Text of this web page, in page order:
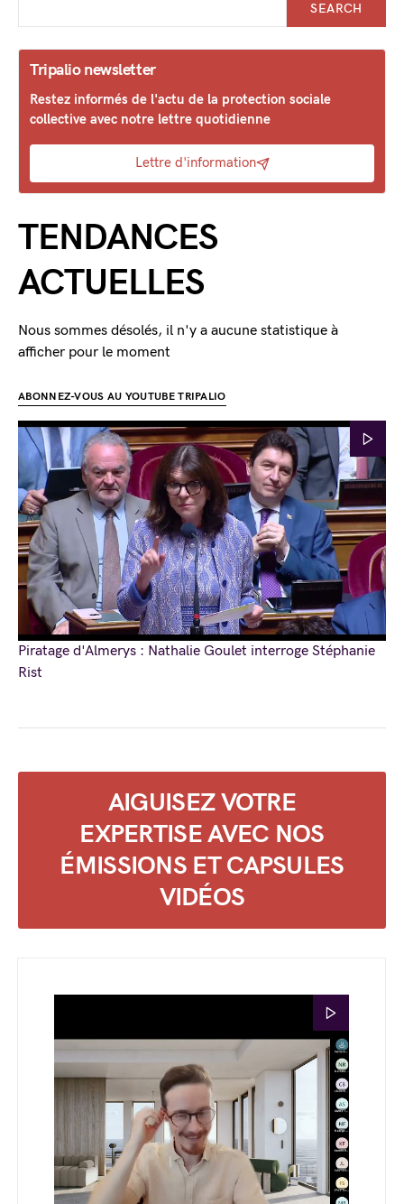
AIGUISEZ VOTRE
EXPERTISE AVEC NOS
ÉMISSIONS ET CAPSULES
VIDÉOS
SEARCH
Tripalio newsletter
Restez informés de l'actu de la protection sociale
collective avec notre lettre quotidienne
Lettre d'information
TENDANCES
ACTUELLES
Nous sommes désolés, il n'y a aucune statistique à
afficher pour le moment
ABONNEZ-VOUS AU YOUTUBE TRIPALIO
Piratage d'Almerys : Nathalie Goulet interroge Stéphanie
Rist